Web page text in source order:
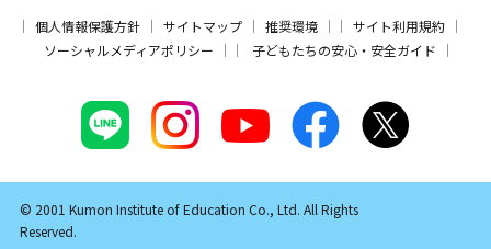
個人情報保護方針 サイトマップ 推奨環境
サイト利用規約
ソーシャルメディアポリシー
子どもたちの安心・安全ガイド
© 2001 Kumon Institute of Education Co., Ltd. All Rights
Reserved.